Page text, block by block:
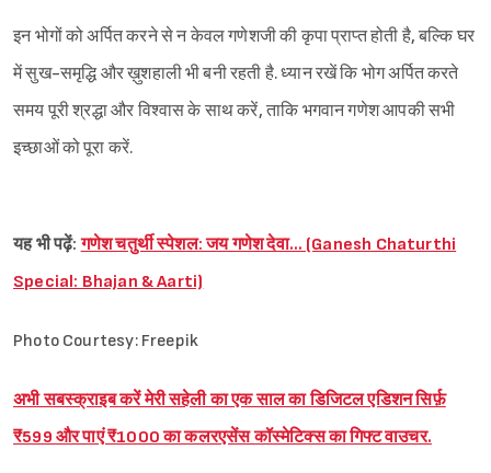
इन भोगों को अर्पित करने से न केवल गणेशजी की कृपा प्राप्त होती है, बल्कि घर
में सुख-समृद्धि और ख़ुशहाली भी बनी रहती है. ध्यान रखें कि भोग अर्पित करते
समय पूरी श्रद्धा और विश्वास के साथ करें, ताकि भगवान गणेश आपकी सभी
इच्छाओं को पूरा करें.
यह भी पढ़ें:गणेश चतुर्थी स्पेशल: जय गणेश देवा… (Ganesh Chaturthi
Special: Bhajan & Aarti)
Photo Courtesy: Freepik
अभी सबस्क्राइब करें मेरी सहेली का एक साल का डिजिटल एडिशन सिर्फ़
₹599 और पाएं ₹1000 का कलरएसेंस कॉस्मेटिक्स का गिफ्ट वाउचर.